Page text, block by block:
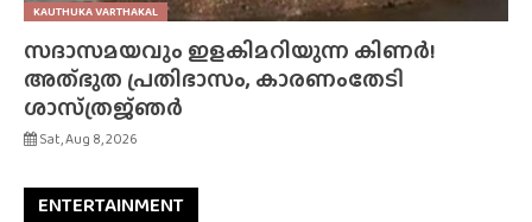
KAUTHUKA VARTHAKAL
സദാസമയവും ഇളകിമറിയുന്ന കിണർ!
അത്‌ഭുത പ്രതിഭാസം, കാരണംതേടി
ശാസ്‌ത്രജ്‌ഞർ
Sat, Aug 8, 2026
ENTERTAINMENT